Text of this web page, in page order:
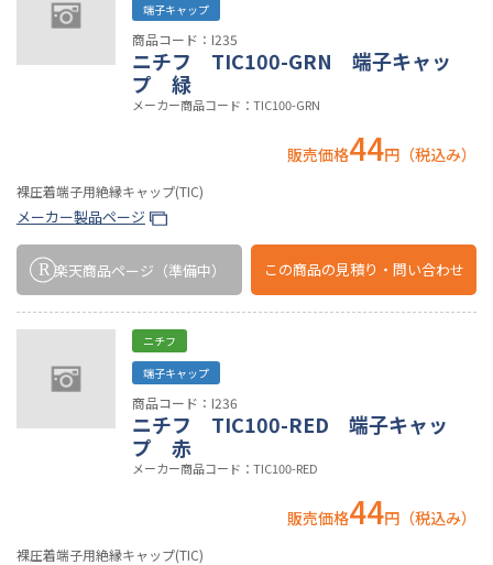
端子キャップ
商品コード：I235
ニチフ TIC100-GRN 端子キャッ
プ 緑
メーカー商品コード：TIC100-GRN
販売価格44円（税込み）
裸圧着端子用絶縁キャップ(TIC)
メーカー製品ページ
楽天商品ページ （準備中） この商品の見積り・問い合わせ
ニチフ
端子キャップ
商品コード：I236
ニチフ TIC100-RED 端子キャッ
プ 赤
メーカー商品コード：TIC100-RED
販売価格44円（税込み）
裸圧着端子用絶縁キャップ(TIC)